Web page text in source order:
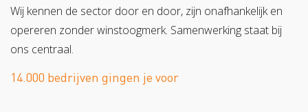
Wij kennen de sector door en door, zijn onafhankelijk en
opereren zonder winstoogmerk. Samenwerking staat bij
ons centraal.
14.000 bedrijven gingen je voor